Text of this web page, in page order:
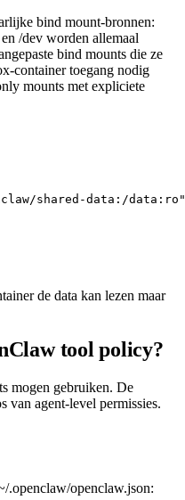
bind mount-bronnen:
en /dev worden allemaal
bind mounts die ze
container toegang nodig
mounts met expliciete
shared-data:/
de data kan lezen maar
tool policy?
mogen gebruiken. De
van agent-level permissies.
.openclaw/openclaw.json: